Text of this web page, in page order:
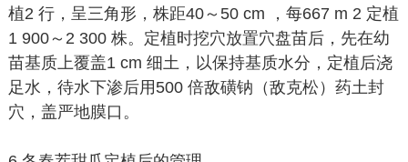
植2 行，呈三角形，株距40～50 cm ，每667 m 2 定植
1 900～2 300 株。定植时挖穴放置穴盘苗后，先在幼
苗基质上覆盖1 cm 细土，以保持基质水分，定植后浇
足水，待水下渗后用500 倍敌磺钠（敌克松）药土封
穴，盖严地膜口。